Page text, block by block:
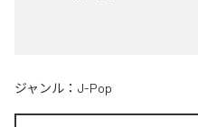
ジャンル： J-Pop